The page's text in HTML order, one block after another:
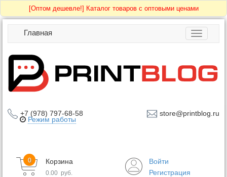
[Оптом дешевле!] Каталог товаров с оптовыми ценами
Toggle
Главная
+7 (978) 797-68-58 store@printblog.ru
Режим работы
Корзина
0
0.00 руб.
Войти
Регистрация